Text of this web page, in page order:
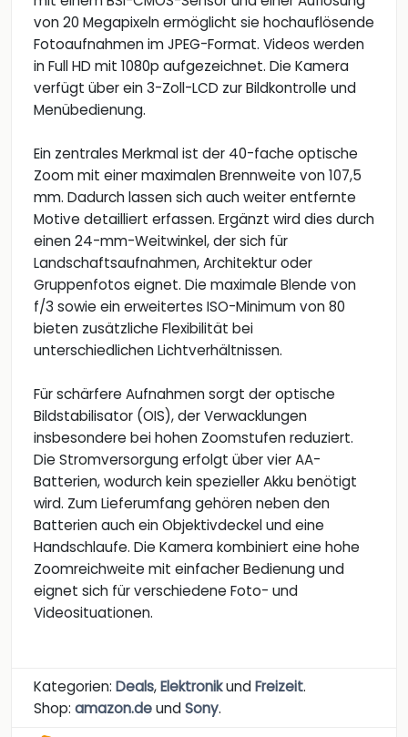
von 20 Megapixeln ermöglicht sie hochauflösende
Fotoaufnahmen im JPEG-Format. Videos werden
in Full HD mit 1080p aufgezeichnet. Die Kamera
verfügt über ein 3-Zoll-LCD zur Bildkontrolle und
Menübedienung.
Ein zentrales Merkmal ist der 40-fache optische
Zoom mit einer maximalen Brennweite von 107,5
mm. Dadurch lassen sich auch weiter entfernte
Motive detailliert erfassen. Ergänzt wird dies durch
einen 24-mm-Weitwinkel, der sich für
Landschaftsaufnahmen, Architektur oder
Gruppenfotos eignet. Die maximale Blende von
f/3 sowie ein erweitertes ISO-Minimum von 80
bieten zusätzliche Flexibilität bei
unterschiedlichen Lichtverhältnissen.
Für schärfere Aufnahmen sorgt der optische
Bildstabilisator (OIS), der Verwacklungen
insbesondere bei hohen Zoomstufen reduziert.
Die Stromversorgung erfolgt über vier AA-
Batterien, wodurch kein spezieller Akku benötigt
wird. Zum Lieferumfang gehören neben den
Batterien auch ein Objektivdeckel und eine
Handschlaufe. Die Kamera kombiniert eine hohe
Zoomreichweite mit einfacher Bedienung und
eignet sich für verschiedene Foto- und
Videosituationen.
Kategorien: Deals,ElektronikundFreizeit.
Shop: amazon.deundSony.